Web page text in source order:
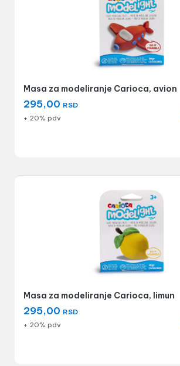
Masa za modeliranje Carioca, avion
295,00 RSD
+ 20% pdv
Masa za modeliranje Carioca, limun
295,00 RSD
+ 20% pdv